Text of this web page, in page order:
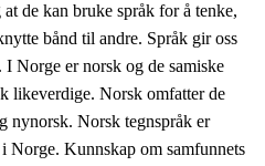
de kan bruke språk for å tenke,
bånd til andre. Språk gir oss
Norge er norsk og de samiske
likeverdige. Norsk omfatter de
nynorsk. Norsk tegnspråk er
Norge. Kunnskap om samfunnets